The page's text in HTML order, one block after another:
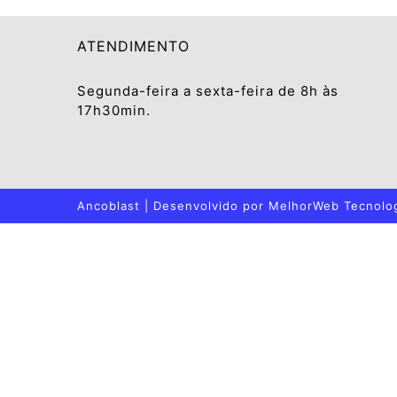
ATENDIMENTO
Segunda-feira a sexta-feira de 8h às
17h30min.
Ancoblast | Desenvolvido por MelhorWeb